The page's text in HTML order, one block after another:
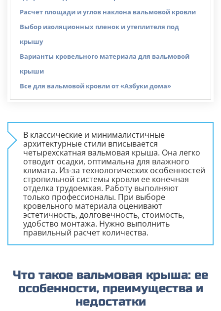
Расчет площади и углов наклона вальмовой кровли
Выбор изоляционных пленок и утеплителя под
крышу
Варианты кровельного материала для вальмовой
крыши
Все для вальмовой кровли от «Азбуки дома»
В классические и минималистичные
архитектурные стили вписывается
четырехскатная вальмовая крыша. Она легко
отводит осадки, оптимальна для влажного
климата. Из-за технологических особенностей
стропильной системы кровли ее конечная
отделка трудоемкая. Работу выполняют
только профессионалы. При выборе
кровельного материала оценивают
эстетичность, долговечность, стоимость,
удобство монтажа. Нужно выполнить
правильный расчет количества.
Что такое вальмовая крыша: ее
особенности, преимущества и
недостатки